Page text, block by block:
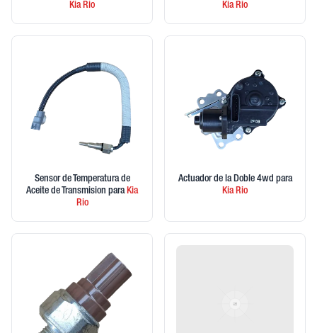
KiaRio
KiaRio
Sensor de Temperatura de
Aceite de Transmision paraKia
Rio
Actuador de la Doble 4wd para
KiaRio